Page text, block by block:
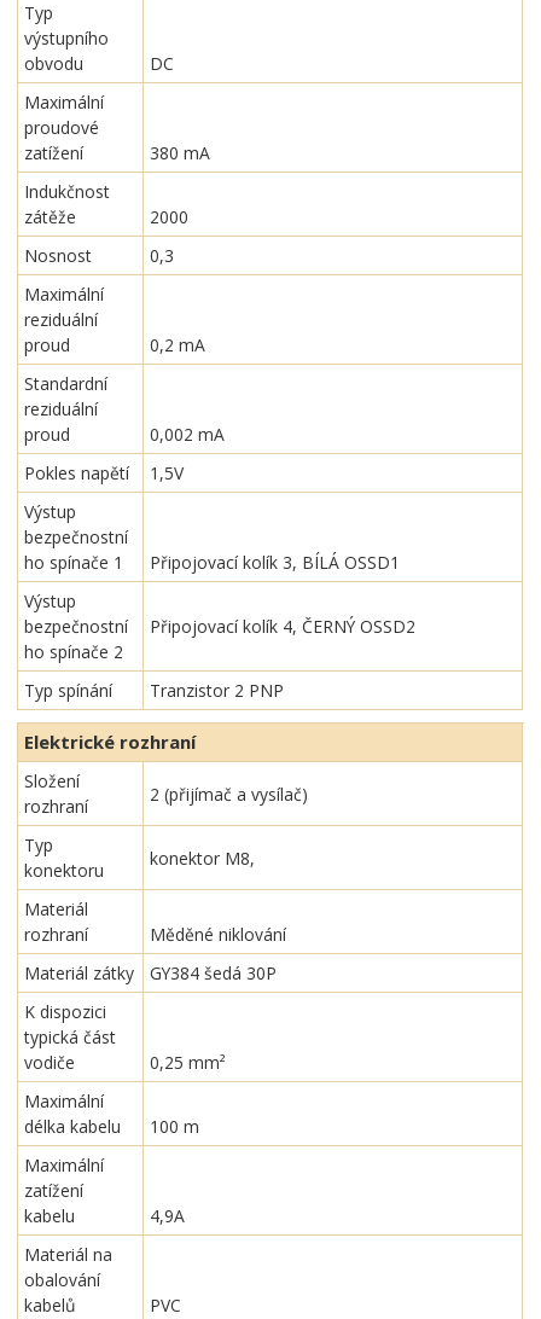
Typ
výstupního
obvodu
DC
Maximální
proudové
zatížení
380 mA
Indukčnost
zátěže
2000
Nosnost
0,3
Maximální
reziduální
proud
0,2 mA
Standardní
reziduální
proud
0,002 mA
Pokles napětí
1,5V
Výstup
bezpečnostní
ho spínače 1
Připojovací kolík 3, BÍLÁ OSSD1
Výstup
bezpečnostní
ho spínače 2
Připojovací kolík 4, ČERNÝ OSSD2
Typ spínání Tranzistor 2 PNP
Elektrické rozhraní
Složení
rozhraní
2 (přijímač a vysílač)
Typ
konektoru
konektor M8,
Materiál
rozhraní
Měděné niklování
Materiál zátky
GY384 šedá 30P
K dispozici
typická část
vodiče
0,25 mm²
Maximální
délka kabelu
100 m
Maximální
zatížení
kabelu
4,9A
Materiál na
obalování
kabelů
PVC